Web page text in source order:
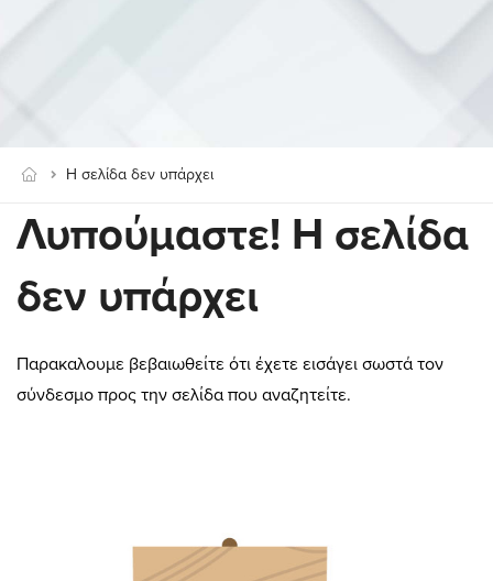
Η σελίδα δεν υπάρχει
Λυπούμαστε! Η σελίδα
δεν υπάρχει
Παρακαλουμε βεβαιωθείτε ότι έχετε εισάγει σωστά τον
σύνδεσμο προς την σελίδα που αναζητείτε.